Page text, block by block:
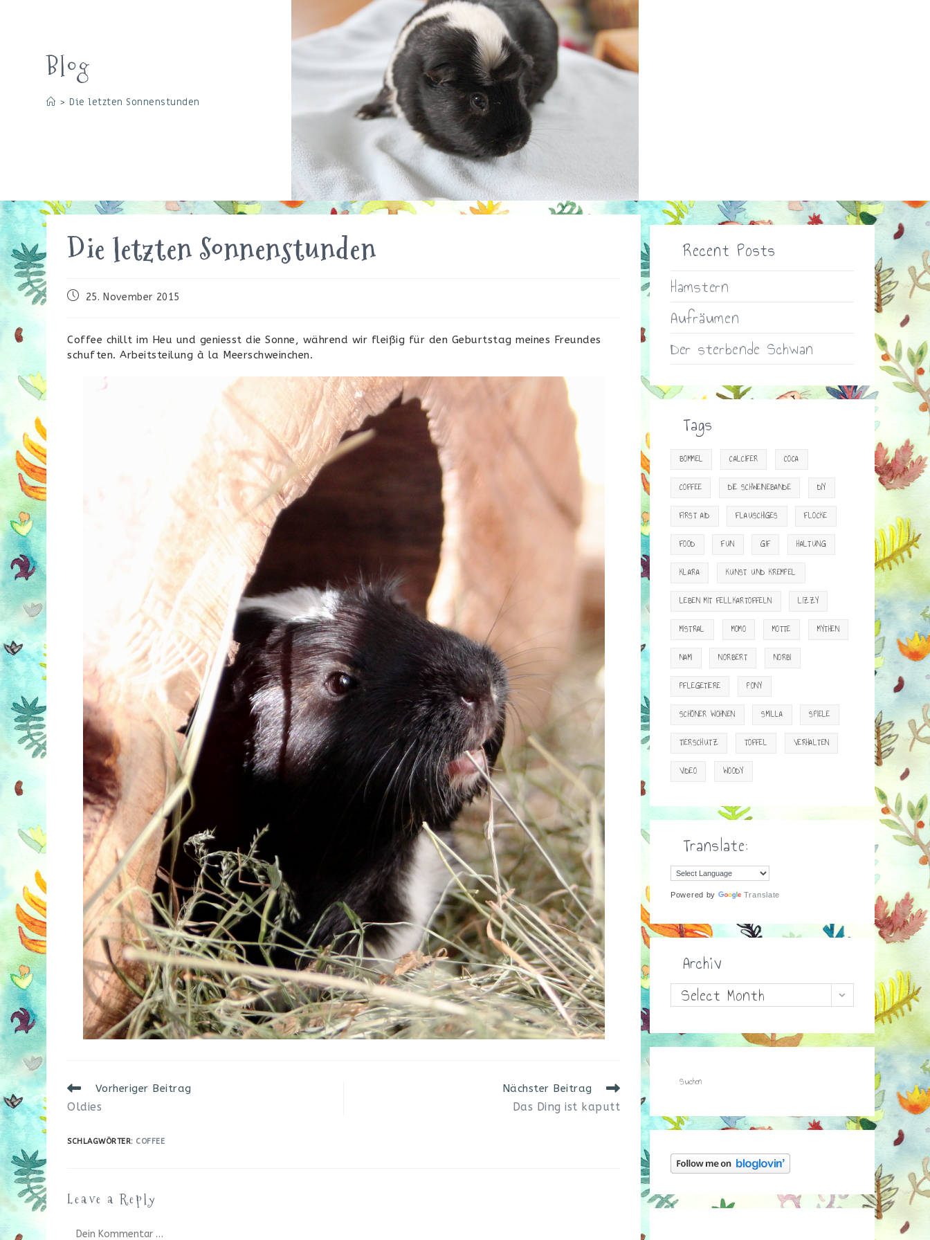
Blog
> Die letzten Sonnenstunden
Die letzten Sonnenstunden
Beitrag25. November 2015
Coffee chillt im Heu und geniesst die Sonne, während wir fleißig für den Geburtstag meines Freundes
schuften. Arbeitsteilung à la Meerschweinchen.
Weitere
Artikel
ansehen
Vorheriger Beitrag
Oldies
Nächster Beitrag
Das Ding ist kaputt
SCHLAGWÖRTER: COFFEE
Leave a Reply
Kommentar
Recent Posts
Hamstern
Aufräumen
Der sterbende Schwan
Tags
BOMMEL CALCIFER COCA
COFFEE DIE SCHWEINEBANDE DIY
FIRST AID FLAUSCHIGES FLOCKE
FOOD FUN GIF HALTUNG
KLARA KUNST UND KREMPEL
LEBEN MIT FELLKARTOFFELN LIZZY
MISTRAL MOMO MOTTE MYTHEN
NAMI NORBERT NORBI
PFLEGETIERE PONY
SCHÖNER WOHNEN SMILLA SPIELE
TIERSCHUTZ TOFFEL VERHALTEN
VIDEO WOODY
Translate:
Powered by Translate
Archiv
ArchivSelect Month